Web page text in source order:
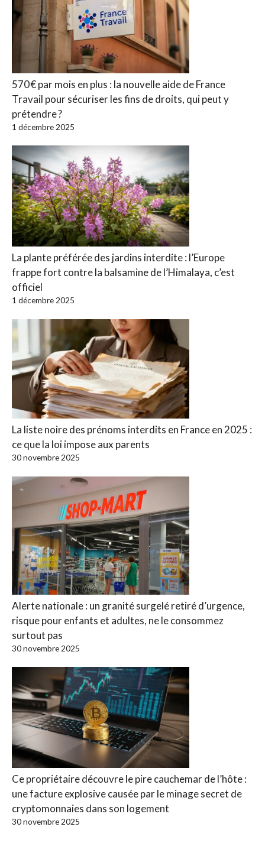
570 € par mois en plus : la nouvelle aide de France
Travail pour sécuriser les fins de droits, qui peut y
prétendre ?
1 décembre 2025
La plante préférée des jardins interdite : l’Europe
frappe fort contre la balsamine de l’Himalaya, c’est
officiel
1 décembre 2025
La liste noire des prénoms interdits en France en 2025 :
ce que la loi impose aux parents
30 novembre 2025
Alerte nationale : un granité surgelé retiré d’urgence,
risque pour enfants et adultes, ne le consommez
surtout pas
30 novembre 2025
Ce propriétaire découvre le pire cauchemar de l’hôte :
une facture explosive causée par le minage secret de
cryptomonnaies dans son logement
30 novembre 2025